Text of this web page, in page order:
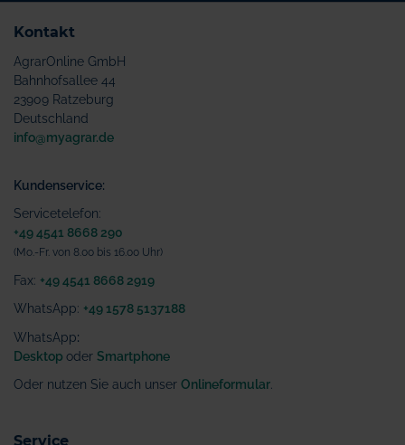
Kontakt
AgrarOnline GmbH
Bahnhofsallee 44
23909 Ratzeburg
Deutschland
info@myagrar.de
Kundenservice:
Servicetelefon:
+49 4541 8668 290
(Mo.-Fr. von 8.00 bis 16.00 Uhr)
Fax: +49 4541 8668 2919
WhatsApp: +49 1578 5137188
WhatsApp:
Desktop oder Smartphone
Oder nutzen Sie auch unser Onlineformular
Service